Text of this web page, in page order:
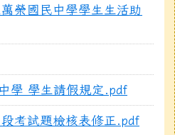
榮國民中學學生生活助
學 學生請假規定.pdf
考試題檢核表修正.pdf